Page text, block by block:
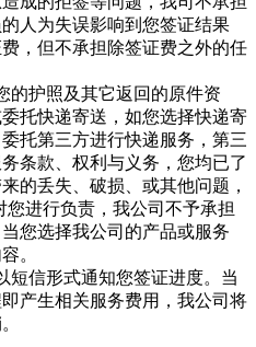
人为失误影响到您签证结果
，但不承担除签证费之外的任
的护照及其它返回的原件资
托快递寄送，如您选择快递寄
托第三方进行快递服务，第三
条款、权利与义务，您均已了
的丢失、破损、或其他问题，
进行负责，我公司不予承担
您选择我公司的产品或服务
。
短信形式通知您签证进度。当
产生相关服务费用，我公司将